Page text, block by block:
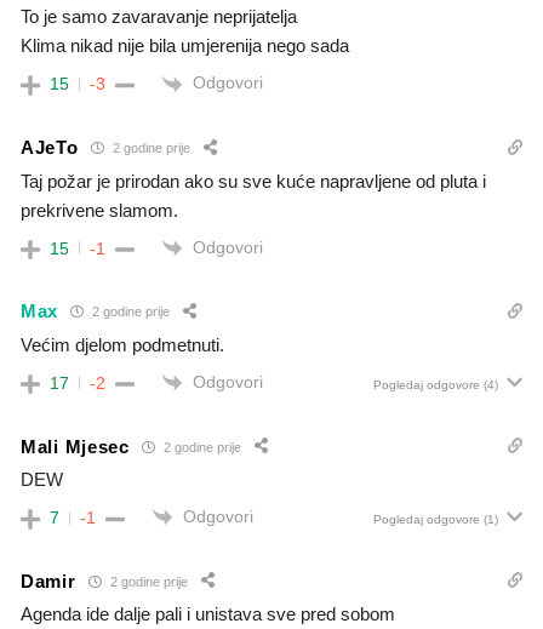
To je samo zavaravanje neprijatelja
Klima nikad nije bila umjerenija nego sada
15 -3 Odgovori
AJeTo 2 godine prije
Taj požar je prirodan ako su sve kuće napravljene od pluta i
prekrivene slamom.
15 -1 Odgovori
Max 2 godine prije
Većim djelom podmetnuti.
17 -2 Odgovori Pogledaj odgovore (4)
Mali Mjesec 2 godine prije
DEW
7 -1 Odgovori Pogledaj odgovore (1)
Damir 2 godine prije
Agenda ide dalje pali i unistava sve pred sobom